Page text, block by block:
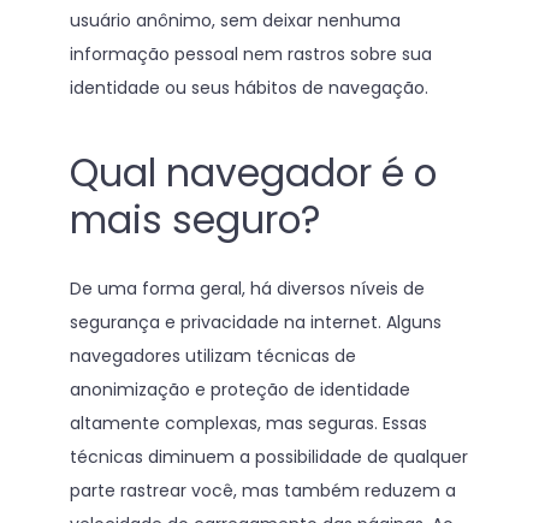
usuário anônimo, sem deixar nenhuma
informação pessoal nem rastros sobre sua
identidade ou seus hábitos de navegação.
Qual navegador é o
mais seguro?
De uma forma geral, há diversos níveis de
segurança e privacidade na internet. Alguns
navegadores utilizam técnicas de
anonimização e proteção de identidade
altamente complexas, mas seguras. Essas
técnicas diminuem a possibilidade de qualquer
parte rastrear você, mas também reduzem a